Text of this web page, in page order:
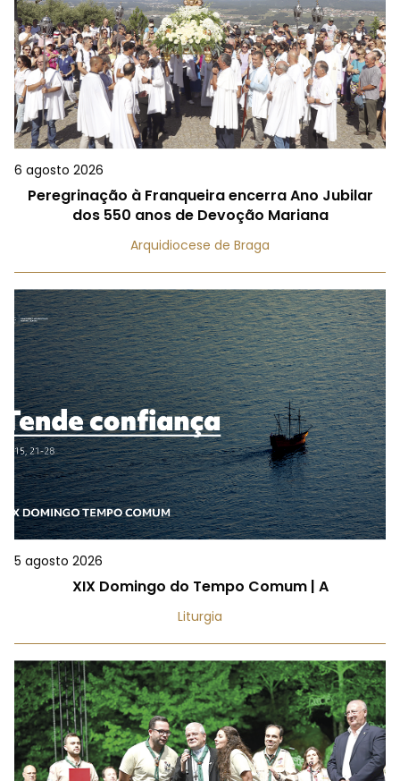
6 agosto 2026
Peregrinação à Franqueira encerra Ano Jubilar
dos 550 anos de Devoção Mariana
Arquidiocese de Braga
5 agosto 2026
XIX Domingo do Tempo Comum | A
Liturgia